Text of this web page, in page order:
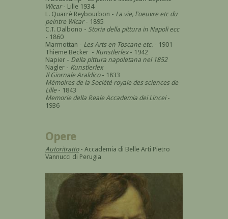
Wicar- Lille 1934
L. Quarrè Reybourbon - La vie, l'oeuvre etc du
peintre Wicar- 1895
C.T. Dalbono - Storia della pittura in Napoli ecc
- 1860
Marmottan - Les Arts en Toscane etc. - 1901
Thieme Becker - Kunstlerlex- 1942
Napier - Della pittura napoletana nel 1852
Nagler - Kunstlerlex
Il Giornale Araldico- 1833
Mémoires de la Société royale des sciences de
Lille - 1843
Memorie della Reale Accademia dei Lincei-
1936
Opere
Autoritratto- Accademia di Belle Arti Pietro
Vannucci di Perugia